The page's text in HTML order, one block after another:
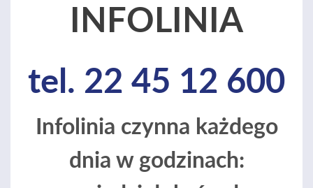
INFOLINIA
tel. 22 45 12 600
Infolinia czynna każdego
dnia w godzinach: